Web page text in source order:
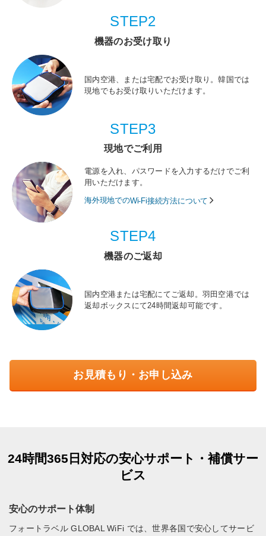
STEP2
機器のお受け取り
国内空港、または宅配でお受け取り。韓国では
現地でもお受け取りいただけます。
STEP3
現地でご利用
電源を入れ、パスワードを入力するだけでご利
用いただけます。
海外現地でのWi-Fi接続方法について
STEP4
機器のご返却
国内空港または宅配にてご返却。羽田空港では
返却ボックスにて24時間返却可能です。
お見積もり・お申し込み
24時間365日対応の安心サポート・補償サー
ビス
安心のサポート体制
フォートラベル GLOBAL WiFi では、世界各国で安心してサービ